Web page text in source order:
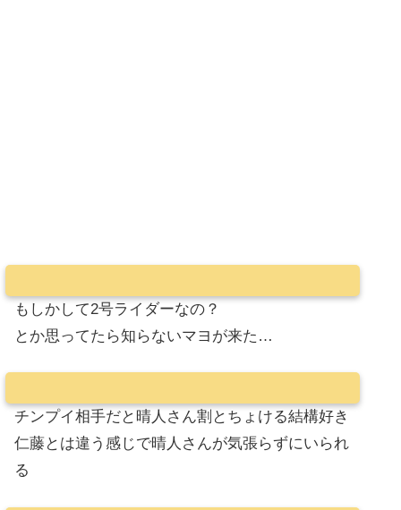
もしかして2号ライダーなの？
とか思ってたら知らないマヨが来た…
チンプイ相手だと晴人さん割とちょける結構好き
仁藤とは違う感じで晴人さんが気張らずにいられ
る